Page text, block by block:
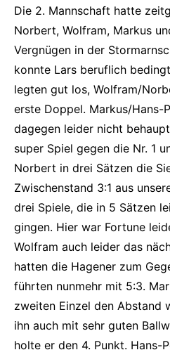
Die 2. Mannschaft hatte
Norbert, Wolfram, Markus
Vergnügen in der
konnte Lars beruflich
legten gut los, Wolfram/
erste Doppel. Markus/Hans-
dagegen leider nicht
super Spiel gegen die Nr. 1
Norbert in drei Sätzen die
Zwischenstand 3:1 aus
drei Spiele, die in 5 Sätzen
gingen. Hier war Fortune
Wolfram auch leider das
hatten die Hagener zum
führten nunmehr mit 5:3.
zweiten Einzel den Abstand
ihn auch mit sehr guten
holte er den 4. Punkt. Hans-